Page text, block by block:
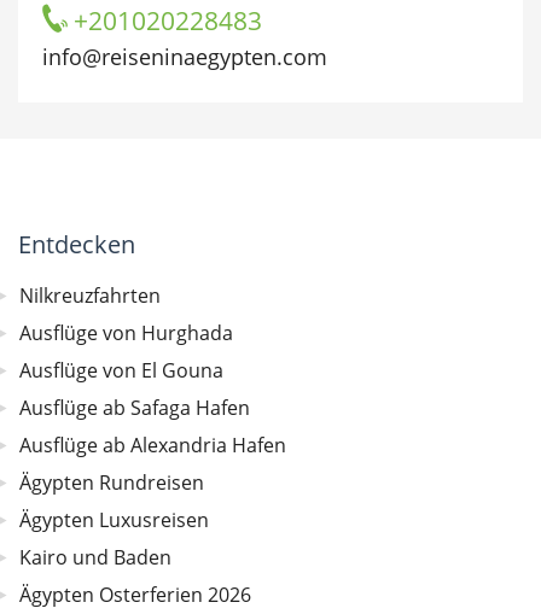
+201020228483
info@reiseninaegypten.com
Entdecken
Nilkreuzfahrten
Ausflüge von Hurghada
Ausflüge von El Gouna
Ausflüge ab Safaga Hafen
Ausflüge ab Alexandria Hafen
Ägypten Rundreisen
Ägypten Luxusreisen
Kairo und Baden
Ägypten Osterferien 2026